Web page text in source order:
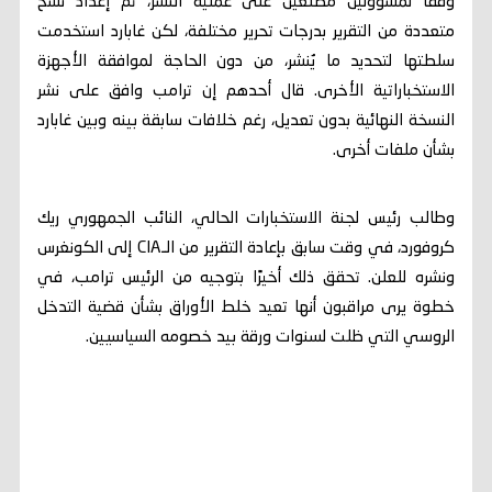
متعددة من التقرير بدرجات تحرير مختلفة، لكن غابارد استخدمت
سلطتها لتحديد ما يُنشر، من دون الحاجة لموافقة الأجهزة
الاستخباراتية الأخرى. قال أحدهم إن ترامب وافق على نشر
النسخة النهائية بدون تعديل، رغم خلافات سابقة بينه وبين غابارد
بشأن ملفات أخرى.
وطالب رئيس لجنة الاستخبارات الحالي، النائب الجمهوري ريك
كروفورد، في وقت سابق بإعادة التقرير من الـCIA إلى الكونغرس
ونشره للعلن. تحقق ذلك أخيرًا بتوجيه من الرئيس ترامب، في
خطوة يرى مراقبون أنها تعيد خلط الأوراق بشأن قضية التدخل
الروسي التي ظلت لسنوات ورقة بيد خصومه السياسيين.